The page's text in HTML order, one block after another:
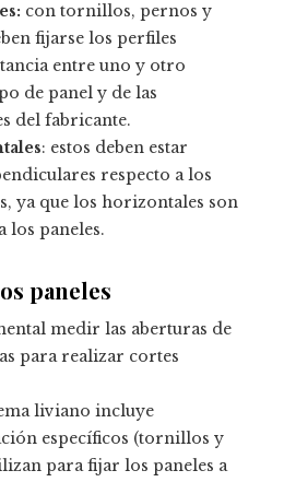
con tornillos, pernos y
fijarse los perfiles
entre uno y otro
de panel y de las
del fabricante.
: estos deben estar
respecto a los
ya que los horizontales son
los paneles.
paneles
medir las aberturas de
para realizar cortes
liviano incluye
específicos (tornillos y
para fijar los paneles a